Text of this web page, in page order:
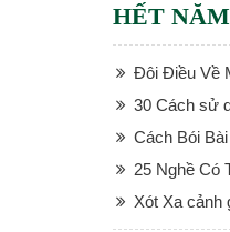
HẾT
Đôi Điều Về
30 Cách sử
Cách Bói
25 Nghề Có
Xót Xa cảnh